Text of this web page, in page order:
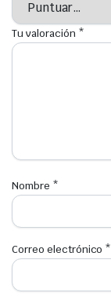
Tu valoración *
Nombre *
Correo electrónico *